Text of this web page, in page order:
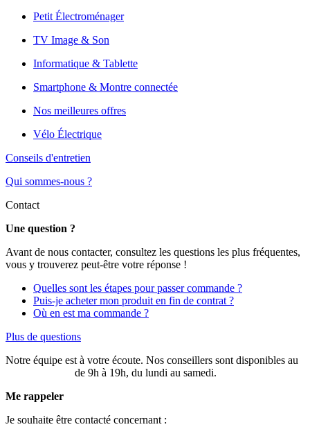
Petit Électroménager
TV Image & Son
Informatique & Tablette
Smartphone & Montre connectée
Nos meilleures offres
Vélo Électrique
Conseils d'entretien
Qui sommes-nous ?
Contact
Une question ?
Avant de nous contacter, consultez les questions les plus fréquentes,
vous y trouverez peut-être votre réponse !
Quelles sont les étapes pour passer commande ?
Puis-je acheter mon produit en fin de contrat ?
Où en est ma commande ?
Plus de questions
Notre équipe est à votre écoute. Nos conseillers sont disponibles au
de 9h à 19h, du lundi au samedi.
Me rappeler
Je souhaite être contacté concernant :